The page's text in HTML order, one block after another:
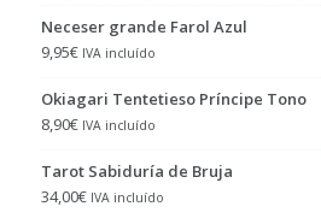
Neceser grande Farol Azul
9,95€ IVA incluído
Okiagari Tentetieso Príncipe Tono
8,90€ IVA incluído
Tarot Sabiduría de Bruja
34,00€ IVA incluído